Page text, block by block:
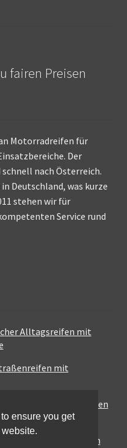
fairen Preisen
Motorradreifen für
Der
nach Österreich.
Deutschland, was kurze
stehen wir für
Service rund
Alltagsreifen mit
mit
Sport-Touring-Reifen
für den urbanen
ensure you get